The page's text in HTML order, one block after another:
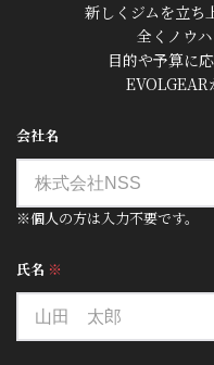
新しくジムを立ち
全くノウ
目的や予算に
会社名
※個人の方は入力不要です。
氏名 ※